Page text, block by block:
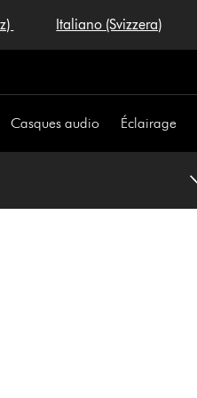
Italiano (Svizzera)
Casques audio Éclairage